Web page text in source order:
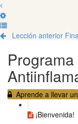
Lección anterior
Aprende a llevar
¡Bienvenida!